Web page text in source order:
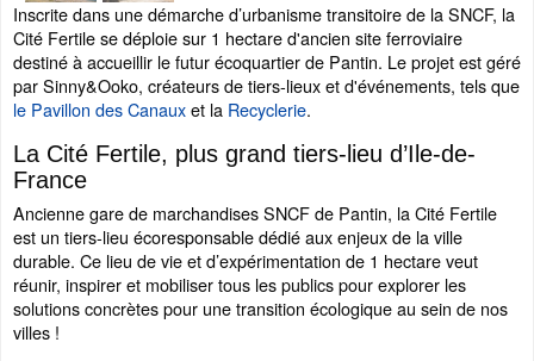
Inscrite dans une démarche d’urbanisme transitoire de la SNCF, la
Cité Fertile se déploie sur 1 hectare d'ancien site ferroviaire
destiné à accueillir le futur écoquartier de Pantin. Le projet est géré
par Sinny&Ooko, créateurs de tiers-lieux et d'événements, tels que
le Pavillon des Canauxet la Recyclerie.
La Cité Fertile, plus grand tiers-lieu d’Ile-de-
France
Ancienne gare de marchandises SNCF de Pantin, la Cité Fertile
est un tiers-lieu écoresponsable dédié aux enjeux de la ville
durable. Ce lieu de vie et d’expérimentation de 1 hectare veut
réunir, inspirer et mobiliser tous les publics pour explorer les
solutions concrètes pour une transition écologique au sein de nos
villes !